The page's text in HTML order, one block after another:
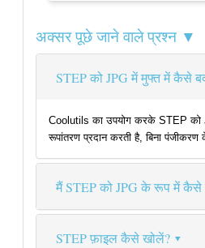
अक्सर पूछे जाने वाले प्रश्न ▼
STEP को JPG में मुफ्त में कैसे
Coolutils का उपयोग करके STEP को
रूपांतरण प्रदान करती है, बिना
मैं STEP को JPG के रूप में
STEP फ़ाइल कैसे खोलें?